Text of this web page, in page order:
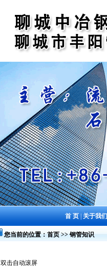
首 页|关于我们
您当前的位置：首页>>钢管知识
双击自动滚屏